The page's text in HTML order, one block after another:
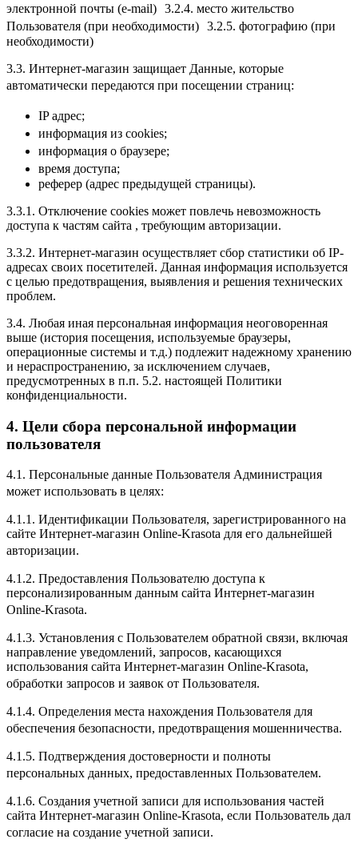
электронной почты (e-mail) 3.2.4. место жительство
Пользователя (при необходимости) 3.2.5. фотографию (при
необходимости)
3.3. Интернет-магазин защищает Данные, которые
автоматически передаются при посещении страниц:
IP адрес;
информация из cookies;
информация о браузере;
время доступа;
реферер (адрес предыдущей страницы).
3.3.1. Отключение cookies может повлечь невозможность
доступа к частям сайта , требующим авторизации.
3.3.2. Интернет-магазин осуществляет сбор статистики об IP-
адресах своих посетителей. Данная информация используется
с целью предотвращения, выявления и решения технических
проблем.
3.4. Любая иная персональная информация неоговоренная
выше (история посещения, используемые браузеры,
операционные системы и т.д.) подлежит надежному хранению
и нераспространению, за исключением случаев,
предусмотренных в п.п. 5.2. настоящей Политики
конфиденциальности.
4. Цели сбора персональной информации
пользователя
4.1. Персональные данные Пользователя Администрация
может использовать в целях:
4.1.1. Идентификации Пользователя, зарегистрированного на
сайте Интернет-магазин Online-Krasota для его дальнейшей
авторизации.
4.1.2. Предоставления Пользователю доступа к
персонализированным данным сайта Интернет-магазин
Online-Krasota.
4.1.3. Установления с Пользователем обратной связи, включая
направление уведомлений, запросов, касающихся
использования сайта Интернет-магазин Online-Krasota,
обработки запросов и заявок от Пользователя.
4.1.4. Определения места нахождения Пользователя для
обеспечения безопасности, предотвращения мошенничества.
4.1.5. Подтверждения достоверности и полноты
персональных данных, предоставленных Пользователем.
4.1.6. Создания учетной записи для использования частей
сайта Интернет-магазин Online-Krasota, если Пользователь дал
согласие на создание учетной записи.